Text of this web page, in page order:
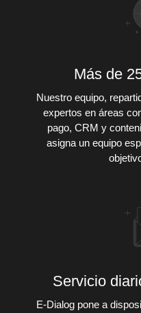
Más de
Nuestro equipo,
expertos en áreas
pago, CRM y
asigna un equipo
Servicio
E-Dialog pone a